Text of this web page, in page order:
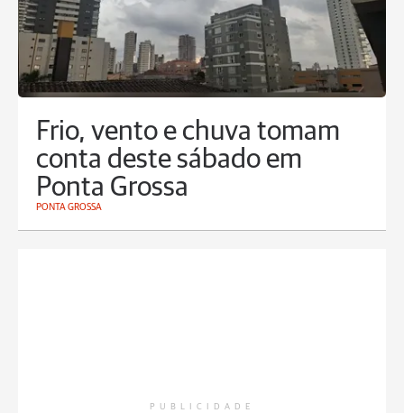
Frio, vento e chuva tomam
conta deste sábado em
Ponta Grossa
PONTA GROSSA
PUBLICIDADE